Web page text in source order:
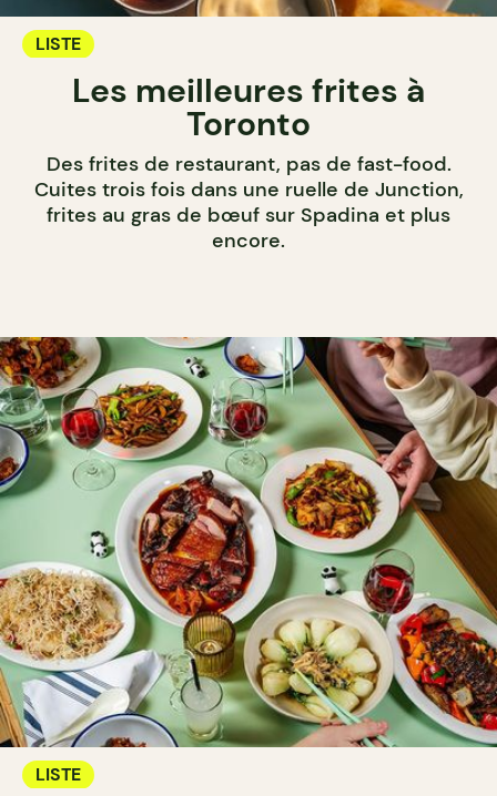
LISTE
Les meilleures frites à
Toronto
Des frites de restaurant, pas de fast-food.
Cuites trois fois dans une ruelle de Junction,
frites au gras de bœuf sur Spadina et plus
encore.
LISTE